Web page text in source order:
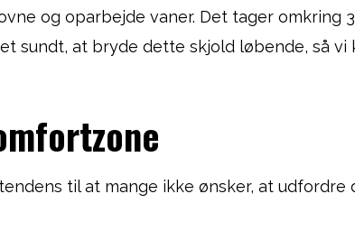
og oparbejde vaner. Det tager omkring
sundt, at bryde dette skjold løbende, så vi
til at mange ikke ønsker, at udfordre